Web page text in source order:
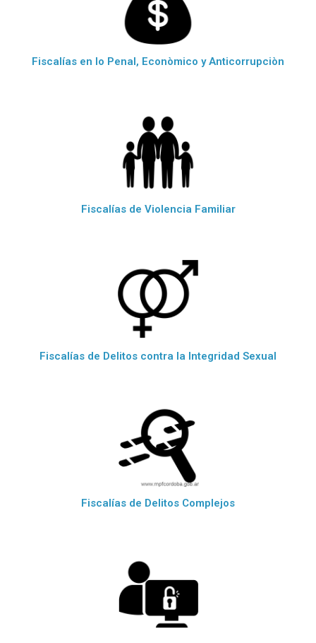
Fiscalías en lo Penal, Econòmico y Anticorrupciòn
Fiscalías de Violencia Familiar
Fiscalías de Delitos contra la Integridad Sexual
Fiscalías de Delitos Complejos